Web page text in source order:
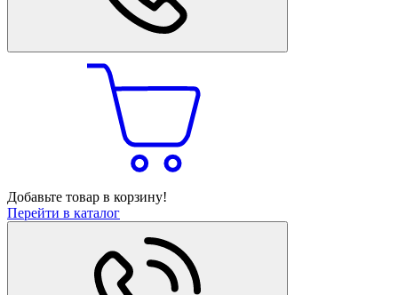
Добавьте товар в корзину!
Перейти в каталог